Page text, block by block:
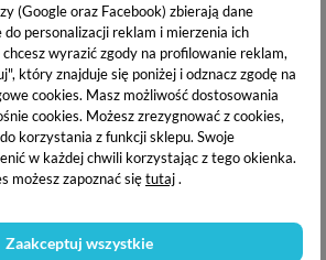
(Google oraz Facebook) zbierają dane
personalizacji reklam i mierzenia ich
wyrazić zgody na profilowanie reklam,
który znajduje się poniżej i odznacz zgodę na
cookies. Masz możliwość dostosowania
cookies. Możesz zrezygnować z cookies,
korzystania z funkcji sklepu. Swoje
w każdej chwili korzystając z tego okienka.
możesz zapoznać siętutaj.
Zaakceptuj wszystkieCzarne rajstopy, kabaretki